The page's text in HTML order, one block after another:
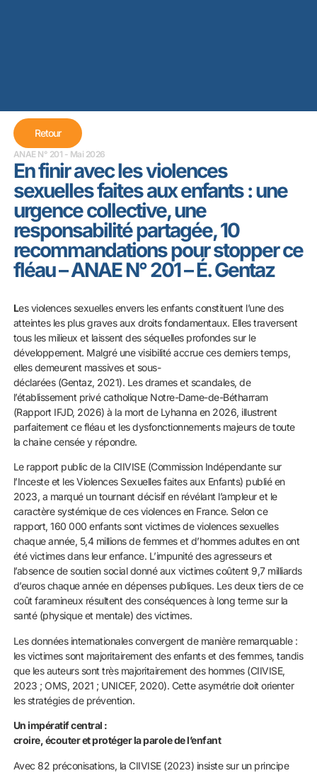
Retour
ANAE N° 201 - Mai 2026
En finir avec les violences
sexuelles faites aux enfants : une
urgence collective, une
responsabilité partagée, 10
recommandations pour stopper ce
fléau – ANAE N° 201 – É. Gentaz
Les violences sexuelles envers les enfants constituent l’une des
atteintes les plus graves aux droits fondamentaux. Elles traversent
tous les milieux et laissent des séquelles profondes sur le
développement. Malgré une visibilité accrue ces derniers temps,
elles demeurent massives et sous-
déclarées (Gentaz, 2021). Les drames et scandales, de
l’établissement privé catholique Notre-Dame-de-Bétharram
(Rapport IFJD, 2026) à la mort de Lyhanna en 2026, illustrent
parfaitement ce fléau et les dysfonctionnements majeurs de toute
la chaine censée y répondre.
Le rapport public de la CIIVISE (Commission Indépendante sur
l’Inceste et les Violences Sexuelles faites aux Enfants) publié en
2023, a marqué un tournant décisif en révélant l’ampleur et le
caractère systémique de ces violences en France. Selon ce
rapport, 160 000 enfants sont victimes de violences sexuelles
chaque année, 5,4 millions de femmes et d’hommes adultes en ont
été victimes dans leur enfance. L’impunité des agresseurs et
l’absence de soutien social donné aux victimes coûtent 9,7 milliards
d’euros chaque année en dépenses publiques. Les deux tiers de ce
coût faramineux résultent des conséquences à long terme sur la
santé (physique et mentale) des victimes.
Les données internationales convergent de manière remarquable :
les victimes sont majoritairement des enfants et des femmes, tandis
que les auteurs sont très majoritairement des hommes (CIIVISE,
2023 ; OMS, 2021 ; UNICEF, 2020). Cette asymétrie doit orienter
les stratégies de prévention.
Un impératif central :
croire, écouter et protéger la parole de l’enfant
Avec 82 préconisations, la CIIVISE (2023) insiste sur un principe